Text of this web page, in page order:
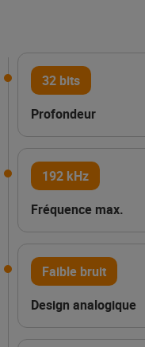
32 bits
Profondeur
192 kHz
Fréquence max.
Faible bruit
Design analogique